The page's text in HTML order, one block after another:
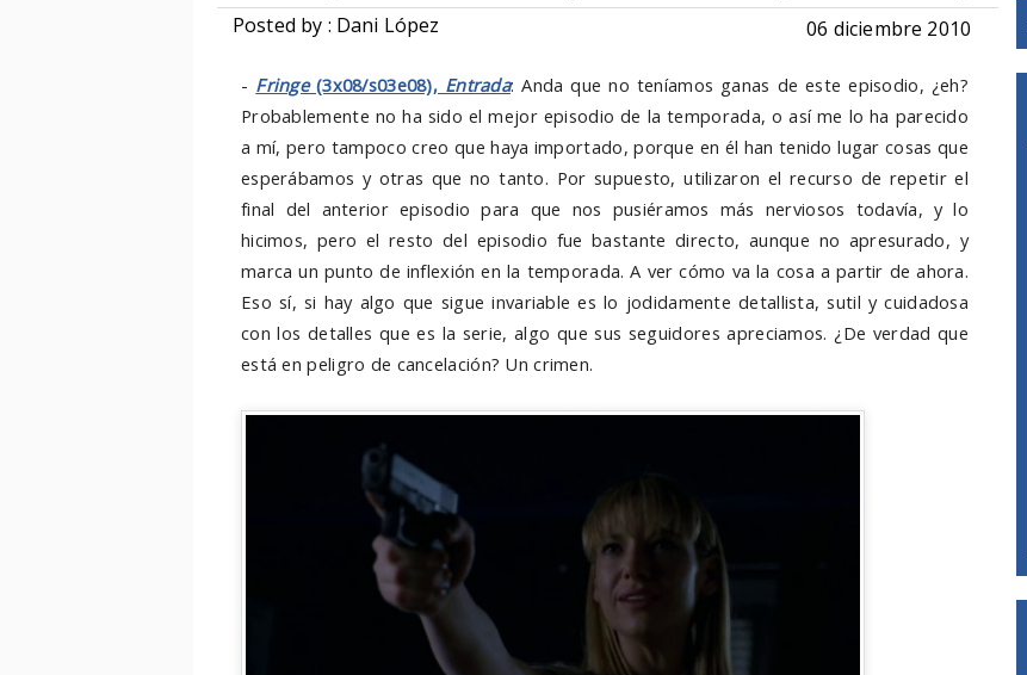
Posted by : Dani López 06 diciembre 2010
- Fringe(3x08/s03e08), Entrada: Anda que no teníamos ganas de este episodio, ¿eh?
Probablemente no ha sido el mejor episodio de la temporada, o así me lo ha parecido
a mí, pero tampoco creo que haya importado, porque en él han tenido lugar cosas que
esperábamos y otras que no tanto. Por supuesto, utilizaron el recurso de repetir el
final del anterior episodio para que nos pusiéramos más nerviosos todavía, y lo
hicimos, pero el resto del episodio fue bastante directo, aunque no apresurado, y
marca un punto de inflexión en la temporada. A ver cómo va la cosa a partir de ahora.
Eso sí, si hay algo que sigue invariable es lo jodidamente detallista, sutil y cuidadosa
con los detalles que es la serie, algo que sus seguidores apreciamos. ¿De verdad que
está en peligro de cancelación? Un crimen.